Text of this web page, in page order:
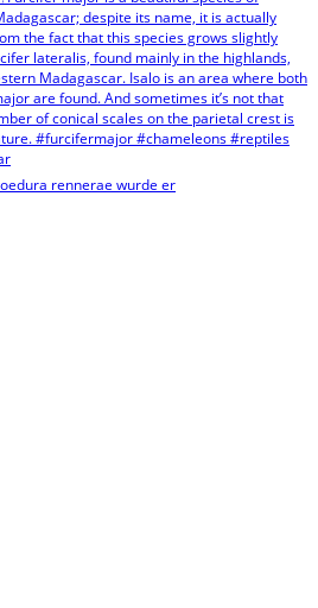
rennerae wurde er